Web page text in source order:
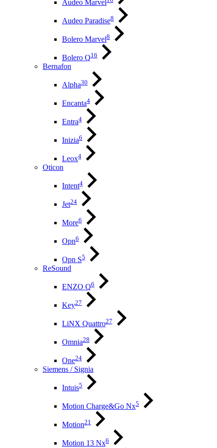
Audeo Marvel
Audeo Paradise8
Bolero Marvel8
Bolero Q16
Bernafon
Alpha30
Encanta4
Entra4
Inizia6
Leox4
Oticon
Intent4
Jet24
More6
Opn6
Opn S5
ReSound
ENZO Q6
Key27
LiNX Quattro27
Omnia28
One24
Siemens / Signia
Intuis5
Motion Charge&Go Nx5
Motion21
Motion 13 Nx6